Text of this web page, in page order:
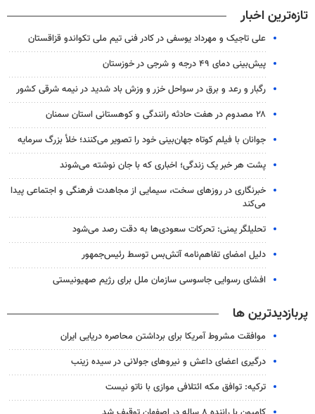
تازه‌ترین اخبار
علی تاجیک و مهرداد یوسفی در کادر فنی تیم ملی تکواندو قزاقستان
پیش‌بینی دمای ۴۹ درجه و شرجی در خوزستان
رگبار و رعد و برق در سواحل خزر و وزش باد شدید در نیمه شرقی کشور
۲۸ مصدوم در هفت حادثه رانندگی و کوهستانی استان سمنان
جوانان با فیلم کوتاه جهان‌بینی خود را تصویر می‌کنند؛ خلأ بزرگ سرمایه
پشت هر خبر یک زندگی؛ اخباری که با جان نوشته می‌شوند
خبرنگاری در روزهای سخت، سیمایی از مجاهدت فرهنگی و اجتماعی پیدا
می‌کند
تحلیلگر یمنی: تحرکات سعودی‌ها به دقت رصد می‌شود
دلیل امضای تفاهم‌نامه آتش‌بس توسط رئیس‌جمهور
افشای رسوایی جاسوسی سازمان ملل برای رژیم صهیونیستی
پربازدیدترین ها
موافقت مشروط آمریکا برای برداشتن محاصره دریایی ایران
درگیری اعضای داعش و نیروهای جولانی در سیده زینب
ترکیه: توافق مکه ائتلافی موازی با ناتو نیست